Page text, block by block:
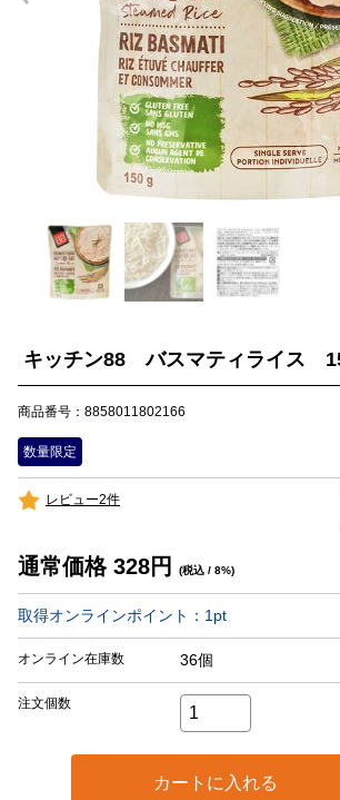
キッチン88 バスマティライス
商品番号：8858011802166
数量限定
レビュー2件
通常価格 328円 (税込 / 8%)
取得オンラインポイント： 1 pt
オンライン在庫数 36個
注文個数
カートに入れる